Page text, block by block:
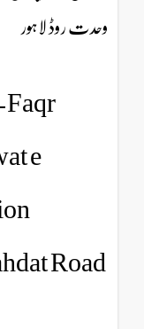
وحدت روڈ لاہور
Faqr
e
Road